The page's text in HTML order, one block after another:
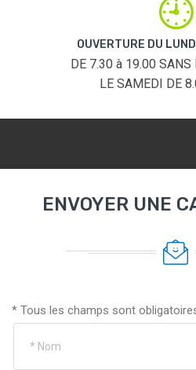
OUVERTURE DU
DE 7.30 à 19.00 SANS
LE SAMEDI DE
ENVOYER UNE
* Tous les champs sont